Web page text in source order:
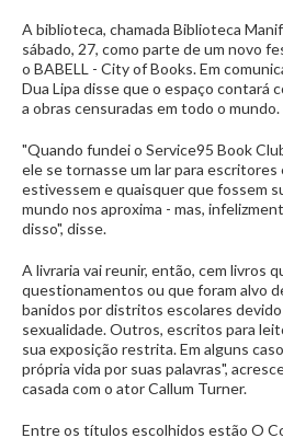
A biblioteca, chamada Biblioteca
sábado, 27, como parte de um novo
o BABELL - City of Books. Em
Dua Lipa disse que o espaço contará
a obras censuradas em todo o mundo.
"Quando fundei o Service95 Book
ele se tornasse um lar para
estivessem e quaisquer que fossem
mundo nos aproxima - mas,
disso", disse.
A livraria vai reunir, então, cem livros
questionamentos ou que foram alvo
banidos por distritos escolares devido
sexualidade. Outros, escritos para
sua exposição restrita. Em alguns
própria vida por suas palavras",
casada com o ator Callum Turner.
Entre os títulos escolhidos estão O